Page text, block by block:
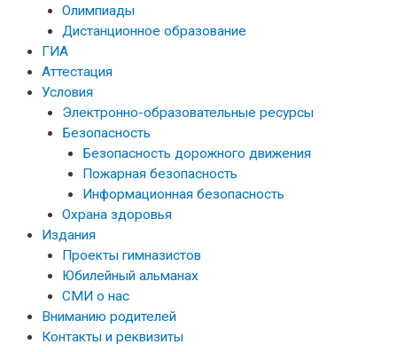
Олимпиады
Дистанционное образование
ГИА
Аттестация
Условия
Электронно-образовательные ресурсы
Безопасность
Безопасность дорожного движения
Пожарная безопасность
Информационная безопасность
Охрана здоровья
Издания
Проекты гимназистов
Юбилейный альманах
СМИ о нас
Вниманию родителей
Контакты и реквизиты